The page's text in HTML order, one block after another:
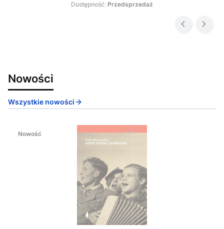
Dostępność: Przedsprzedaż
Nowości
Wszystkie nowości
Nowość